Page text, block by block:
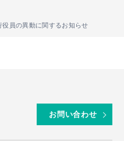
役員の異動に関するお知らせ
お問い合わせ